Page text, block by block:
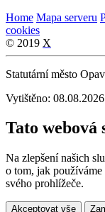
Home Mapa serveru
cookies
© 2019 X
Statutární město
Vytištěno: 08.08.2026
Tato webová
Na zlepšení našich
o tom, jak
svého prohlížeče.
Akceptovat vše